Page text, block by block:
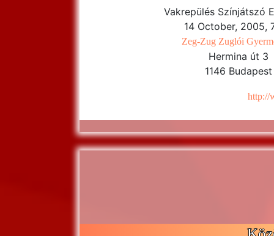
Vakrepülés Színjátszó
14 October, 2005,
Zeg-Zug Zuglói
Hermina út 3
1146 Budapest
http://